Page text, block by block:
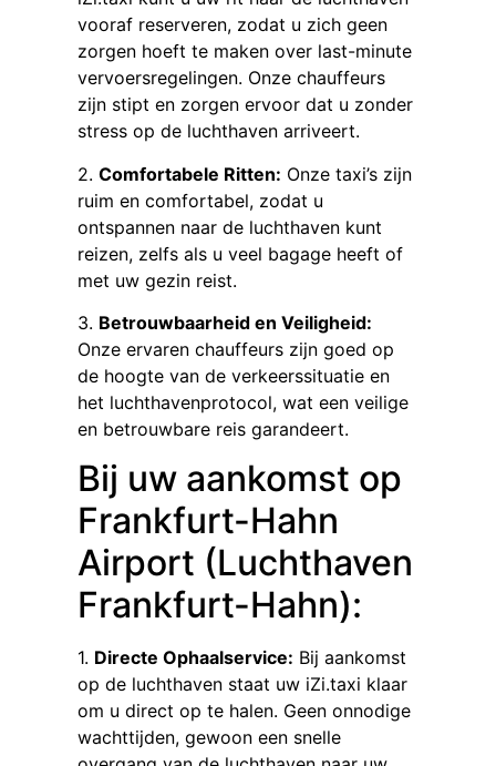
vooraf reserveren, zodat u zich geen
zorgen hoeft te maken over last-minute
vervoersregelingen. Onze chauffeurs
zijn stipt en zorgen ervoor dat u zonder
stress op de luchthaven arriveert.
2. Comfortabele Ritten: Onze taxi’s zijn
ruim en comfortabel, zodat u
ontspannen naar de luchthaven kunt
reizen, zelfs als u veel bagage heeft of
met uw gezin reist.
3. Betrouwbaarheid en Veiligheid:
Onze ervaren chauffeurs zijn goed op
de hoogte van de verkeerssituatie en
het luchthavenprotocol, wat een veilige
en betrouwbare reis garandeert.
Bij uw aankomst op
Frankfurt-Hahn
Airport (Luchthaven
Frankfurt-Hahn):
1. Directe Ophaalservice: Bij aankomst
op de luchthaven staat uw iZi.taxi klaar
om u direct op te halen. Geen onnodige
wachttijden, gewoon een snelle